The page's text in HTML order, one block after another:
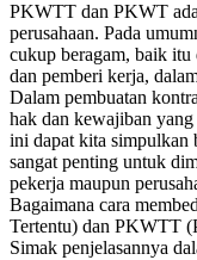
PKWTT dan PKWT
perusahaan. Pada
cukup beragam, baik itu
dan pemberi kerja,
Dalam pembuatan
hak dan kewajiban
ini dapat kita simpulkan
sangat penting untuk
pekerja maupun
Bagaimana cara
Tertentu) dan PKWTT
Simak penjelasannya